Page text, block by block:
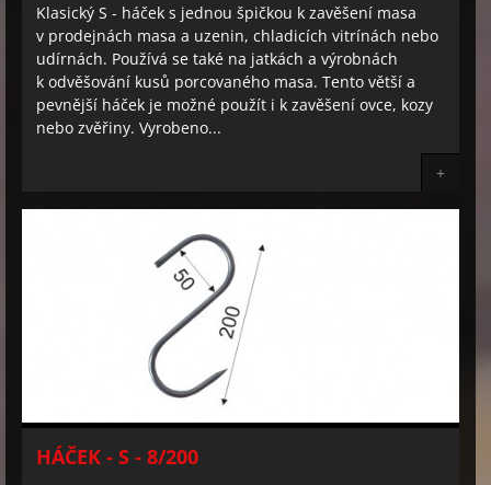
Klasický S - háček s jednou špičkou k zavěšení masa
v prodejnách masa a uzenin, chladicích vitrínách nebo
udírnách. Používá se také na jatkách a výrobnách
k odvěšování kusů porcovaného masa. Tento větší a
pevnější háček je možné použít i k zavěšení ovce, kozy
nebo zvěřiny. Vyrobeno...
+
HÁČEK - S - 8/200